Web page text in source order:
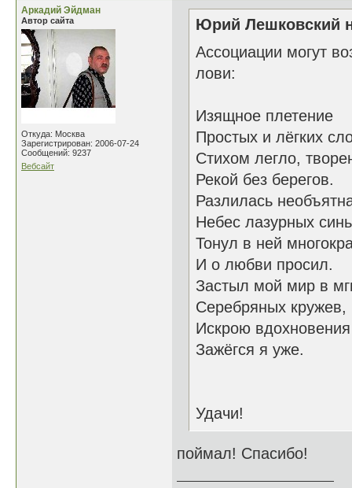
Аркадий Эйдман
Автор сайта
Откуда: Москва
Зарегистрирован: 2006-07-24
Сообщений: 9237
Вебсайт
Юрий Лешковский
Ассоциации могут
лови:
Изящное плетение
Простых и лёгких
Стихом легло,
Рекой без берегов.
Разлилась
Небес лазурных
Тонул в ней
И о любви просил.
Застыл мой мир в
Серебряных кружев,
Искрою вдохновения
Зажёгся я уже.
Удачи!
поймал! Спасибо!